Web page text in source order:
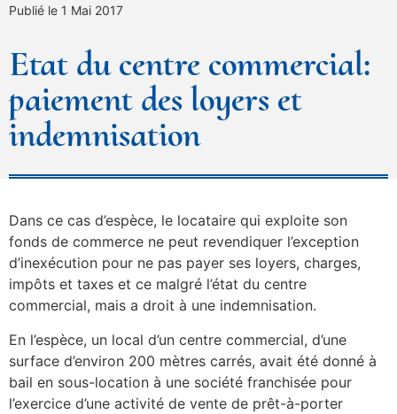
Publié le 1 Mai 2017
Etat du centre commercial:
paiement des loyers et
indemnisation
Dans ce cas d’espèce, le locataire qui exploite son
fonds de commerce ne peut revendiquer l’exception
d’inexécution pour ne pas payer ses loyers, charges,
impôts et taxes et ce malgré l’état du centre
commercial, mais a droit à une indemnisation.
En l’espèce, un local d’un centre commercial, d’une
surface d’environ 200 mètres carrés, avait été donné à
bail en sous-location à une société franchisée pour
l’exercice d’une activité de vente de prêt-à-porter